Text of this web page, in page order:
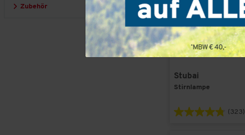
Zubehör
Stubai
Stirnlampe
(323)